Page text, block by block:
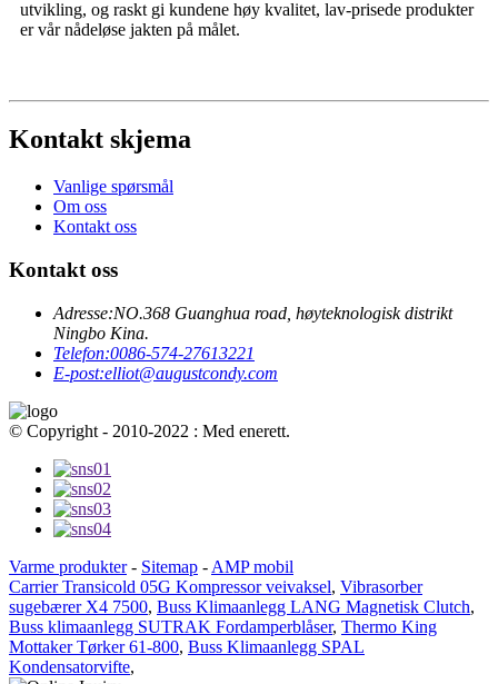
utvikling, og raskt gi kundene høy kvalitet, lav-prisede produkter
er vår nådeløse jakten på målet.
Kontakt skjema
Vanlige spørsmål
Om oss
Kontakt oss
Kontakt oss
Adresse:NO.368 Guanghua road, høyteknologisk distrikt
Ningbo Kina.
Telefon:0086-574-27613221
E-post:elliot@augustcondy.com
© Copyright - 2010-2022 : Med enerett.
Varme produkter- Sitemap - AMP mobil
Carrier Transicold 05G Kompressor veivaksel, Vibrasorber
sugebærer X4 7500, Buss Klimaanlegg LANG Magnetisk Clutch,
Buss klimaanlegg SUTRAK Fordamperblåser, Thermo King
Mottaker Tørker 61-800, Buss Klimaanlegg SPAL
Kondensatorvifte,